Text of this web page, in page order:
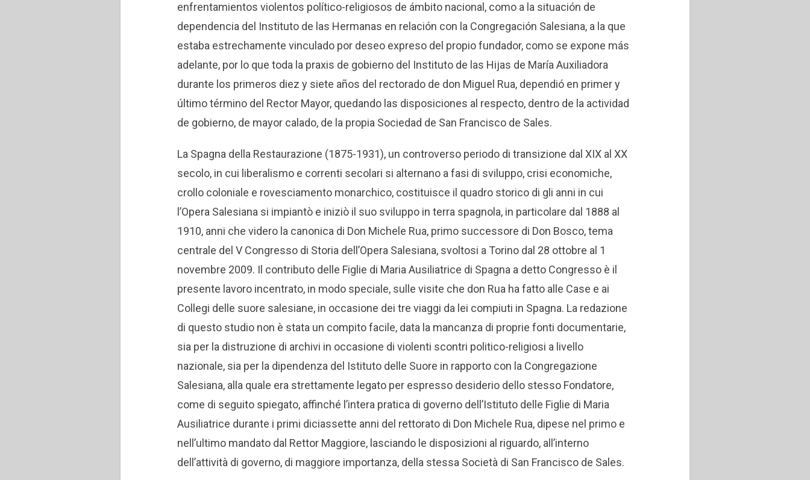
enfrentamientos violentos político-religiosos de ámbito nacional, como a la situación de
dependencia del Instituto de las Hermanas en relación con la Congregación Salesiana, a la que
estaba estrechamente vinculado por deseo expreso del propio fundador, como se expone más
adelante, por lo que toda la praxis de gobierno del Instituto de las Hijas de María Auxiliadora
durante los primeros diez y siete años del rectorado de don Miguel Rua, dependió en primer y
último término del Rector Mayor, quedando las disposiciones al respecto, dentro de la actividad
de gobierno, de mayor calado, de la propia Sociedad de San Francisco de Sales.
La Spagna della Restaurazione (1875-1931), un controverso periodo di transizione dal XIX al XX
secolo, in cui liberalismo e correnti secolari si alternano a fasi di sviluppo, crisi economiche,
crollo coloniale e rovesciamento monarchico, costituisce il quadro storico di gli anni in cui
l’Opera Salesiana si impiantò e iniziò il suo sviluppo in terra spagnola, in particolare dal 1888 al
1910, anni che videro la canonica di Don Michele Rua, primo successore di Don Bosco, tema
centrale del V Congresso di Storia dell’Opera Salesiana, svoltosi a Torino dal 28 ottobre al 1
novembre 2009. Il contributo delle Figlie di Maria Ausiliatrice di Spagna a detto Congresso è il
presente lavoro incentrato, in modo speciale, sulle visite che don Rua ha fatto alle Case e ai
Collegi delle suore salesiane, in occasione dei tre viaggi da lei compiuti in Spagna. La redazione
di questo studio non è stata un compito facile, data la mancanza di proprie fonti documentarie,
sia per la distruzione di archivi in ​​occasione di violenti scontri politico-religiosi a livello
nazionale, sia per la dipendenza del Istituto delle Suore in rapporto con la Congregazione
Salesiana, alla quale era strettamente legato per espresso desiderio dello stesso Fondatore,
come di seguito spiegato, affinché l’intera pratica di governo dell’Istituto delle Figlie di Maria
Ausiliatrice durante i primi diciassette anni del rettorato di Don Michele Rua, dipese nel primo e
nell’ultimo mandato dal Rettor Maggiore, lasciando le disposizioni al riguardo, all’interno
dell’attività di governo, di maggiore importanza, della stessa Società di San Francisco de Sales.